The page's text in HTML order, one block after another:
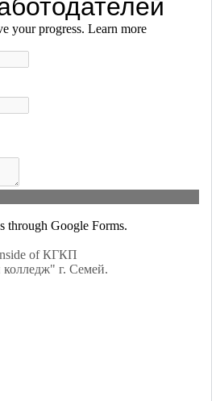
Ерлан Габдыжамалов
Ледрю
Матье
Крамарский